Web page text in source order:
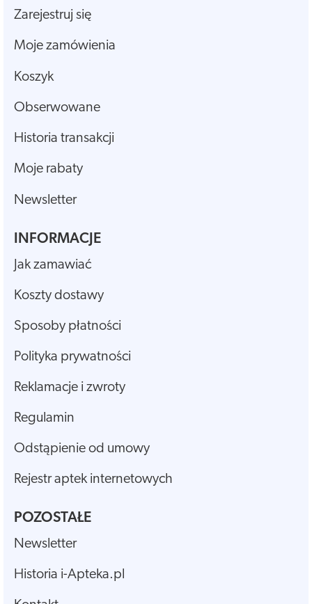
Zarejestruj się
Moje zamówienia
Koszyk
Obserwowane
Historia transakcji
Moje rabaty
Newsletter
INFORMACJE
Jak zamawiać
Koszty dostawy
Sposoby płatności
Polityka prywatności
Reklamacje i zwroty
Regulamin
Odstąpienie od umowy
Rejestr aptek internetowych
POZOSTAŁE
Newsletter
Historia i-Apteka.pl